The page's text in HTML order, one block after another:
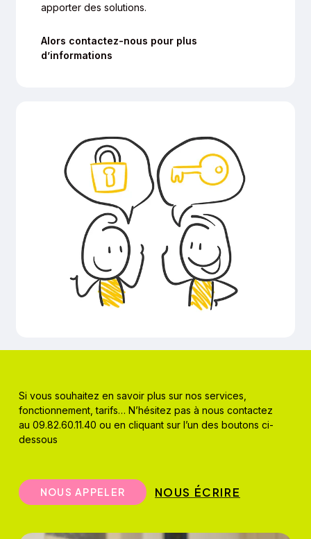
apporter des solutions.
Alors contactez-nous pour plus
d’informations
Si vous souhaitez en savoir plus sur nos services,
fonctionnement, tarifs… N’hésitez pas à nous contactez
au 09.82.60.11.40 ou en cliquant sur l’un des boutons ci-
dessous
NOUS APPEL ER NOUS ÉCRIRE